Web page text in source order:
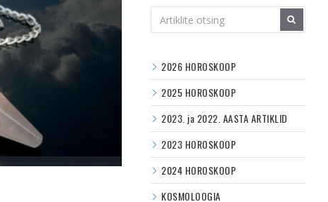
2026 HOROSKOOP
2025 HOROSKOOP
2023. ja 2022. AASTA ARTIKLID
2023 HOROSKOOP
2024 HOROSKOOP
KOSMOLOOGIA